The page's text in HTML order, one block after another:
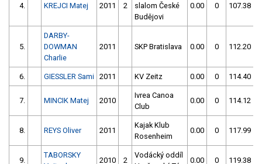
4. KREJCI Matej 2011 2
slalom České
Budějovi
0.00 0 107.38
5.
DARBY-
DOWMAN
Charlie
2011 SKP Bratislava 0.00 0 112.20
6. GIESSLER Sami 2011 KV Zeitz 0.00 0 114.40
7. MINCIK Matej 2010
Ivrea Canoa
Club
0.00 0 114.12
8. REYS Oliver 2011
Kajak Klub
Rosenheim
0.00 0 117.99
9.
TABORSKY
2010 2
Vodácký oddíl
0.00 0 119.38